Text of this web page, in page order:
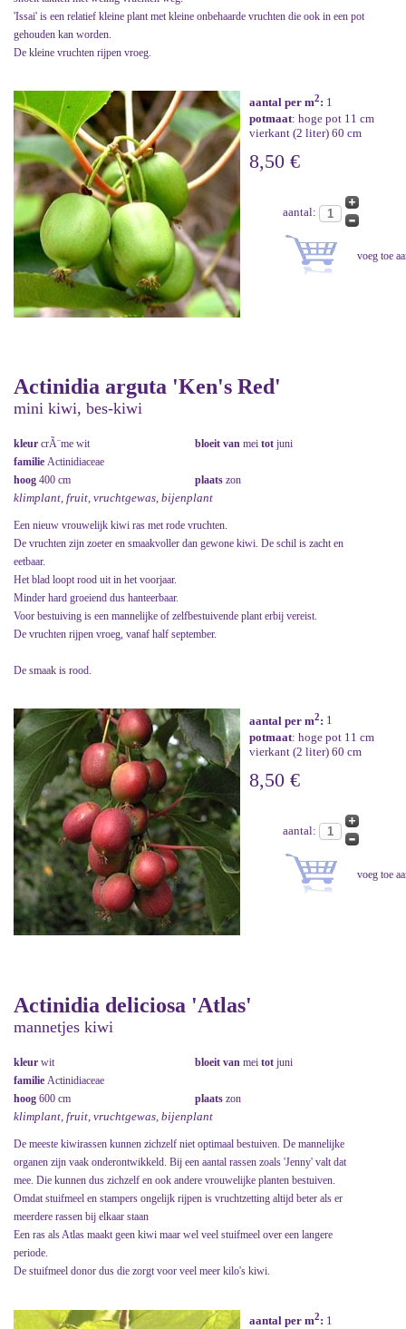
'Issai' is een relatief kleine plant met kleine onbehaarde vruchten die ook in een pot
gehouden kan worden.
De kleine vruchten rijpen vroeg.
aantal per m2: 1
potmaat: hoge pot 11 cm
vierkant (2 liter) 60 cm
8,50 €
aantal:
Actinidia arguta 'Ken's Red'
mini kiwi, bes-kiwi
kleur crÃ¨me wit bloeit van mei tot juni
familie Actinidiaceae
hoog 400 cm plaats zon
klimplant, fruit, vruchtgewas, bijenplant
Een nieuw vrouwelijk kiwi ras met rode vruchten.
De vruchten zijn zoeter en smaakvoller dan gewone kiwi. De schil is zacht en
eetbaar.
Het blad loopt rood uit in het voorjaar.
Minder hard groeiend dus hanteerbaar.
Voor bestuiving is een mannelijke of zelfbestuivende plant erbij vereist.
De vruchten rijpen vroeg, vanaf half september.
De smaak is rood.
aantal per m2: 1
potmaat: hoge pot 11 cm
vierkant (2 liter) 60 cm
8,50 €
aantal:
Actinidia deliciosa 'Atlas'
mannetjes kiwi
kleur wit bloeit van mei tot juni
familie Actinidiaceae
hoog 600 cm plaats zon
klimplant, fruit, vruchtgewas, bijenplant
De meeste kiwirassen kunnen zichzelf niet optimaal bestuiven. De mannelijke
organen zijn vaak onderontwikkeld. Bij een aantal rassen zoals 'Jenny' valt dat
mee. Die kunnen dus zichzelf en ook andere vrouwelijke planten bestuiven.
Omdat stuifmeel en stampers ongelijk rijpen is vruchtzetting altijd beter als er
meerdere rassen bij elkaar staan
Een ras als Atlas maakt geen kiwi maar wel veel stuifmeel over een langere
periode.
De stuifmeel donor dus die zorgt voor veel meer kilo's kiwi.
aantal per m2: 1